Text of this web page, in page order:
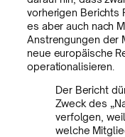
vorherigen Berichts
es aber auch nach
Anstrengungen der
neue europäische
operationalisieren.
Der Bericht
Zweck des
verfolgen,
welche